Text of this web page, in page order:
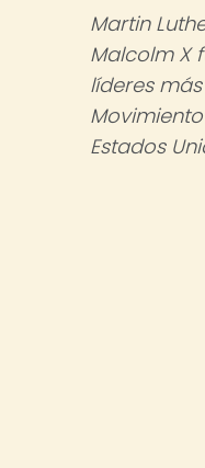
Martin
Malcolm X
líderes
Estados